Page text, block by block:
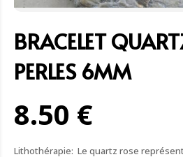
BRACELET
PERLES 6MM
8.50 €
Lithothérapie: Le quartz rose